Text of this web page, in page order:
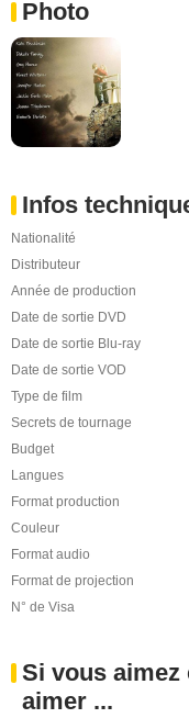
Photo
Infos
Nationalité
Distributeur
Année de production
Date de sortie DVD
Date de sortie Blu-ray
Date de sortie VOD
Type de film
Secrets de tournage
Budget
Langues
Format production
Couleur
Format audio
Format de projection
N° de Visa
Si vous
aimer ...